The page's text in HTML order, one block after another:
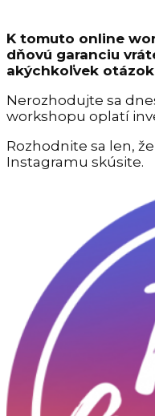
K tomuto online
dňovú garanciu
akýchkoľvek otázok
Nerozhodujte sa
workshopu oplatí
Rozhodnite sa len,
Instagramu skúsite.